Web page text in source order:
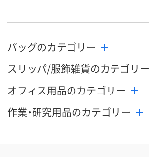
バッグのカテゴリー
スリッパ/服飾雑貨のカテゴリー
オフィス用品のカテゴリー
作業・研究用品のカテゴリー